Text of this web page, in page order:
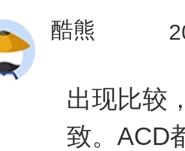
酷熊
出现比较
致。ACD